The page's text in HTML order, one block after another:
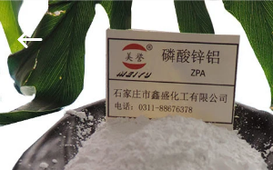
À
LA
MAISON
city
xinsheng
chemical
co.,ltd.
All
Rights
Reserved.
Developed
ECER